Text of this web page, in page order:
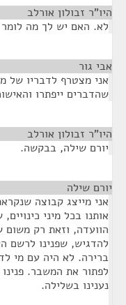
היו"ר זבולון אורלב
לא. האם יש לך מה
אבי גור
אני מצטרף לדבריו של
שהדברים ייפתרו והאישור של 2011
היו"ר זבולון אורלב
יורם שילה, בבקשה.
יורם שילה
אני מייצג קבוצה
אותנו בכל מיני
הוועדה, וזאת רק משום
להדגיש, שפנינו לרשם
ברירה. לא היה עם מי
לפתור את המשבר.
נענינו בשלילה.